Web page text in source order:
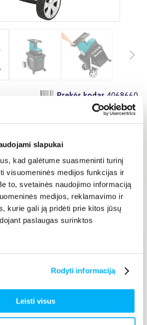
slapukai
kad galėtume suasmeninti turinį
visuomeninės medijos funkcijas ir
to, svetainės naudojimo informaciją
medijos, reklamavimo ir
kurie gali ją pridėti prie kitos jūsų
paslaugas surinktos
Rodyti informaciją
Leisti visus
Prekės kodas 4068660
Į KREPŠELĮ
3-6 d.d.
ARTEA lizingas
(2,99 €)
14d.
g. 171, Kaunas
14d.